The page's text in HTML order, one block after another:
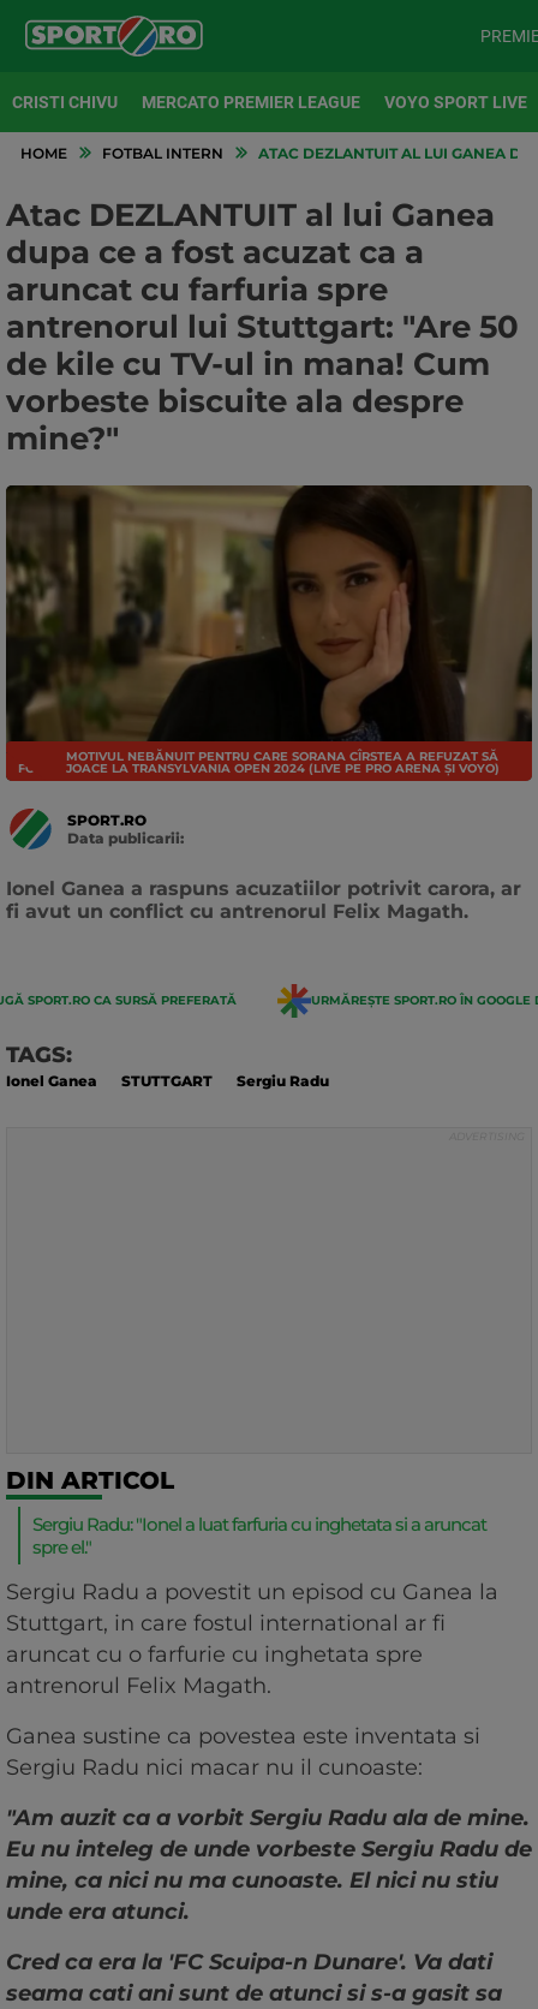
CRISTI CHIVU MERCATO PREMIER LEAGUE VOYO SPORT LIVE
HOME FOTBAL INTERN ATAC DEZLANTUIT AL LUI GANEA
Atac DEZLANTUIT al lui Ganea
dupa ce a fost acuzat ca a
aruncat cu farfuria spre
antrenorul lui Stuttgart: "Are 50
de kile cu TV-ul in mana! Cum
vorbeste biscuite ala despre
mine?"
FOTBAL INTERN
MOTIVUL NEBĂNUIT PENTRU CARE SORANA CÎRSTEA A REFUZAT SĂ
JOACE LA TRANSYLVANIA OPEN 2024 (LIVE PE PRO ARENA ȘI VOYO)
SPORT.RO
Data publicarii:
Ionel Ganea a raspuns acuzatiilor potrivit carora, ar
fi avut un conflict cu antrenorul Felix Magath.
SPORT.RO CA SURSĂ PREFERATĂ URMĂREȘTE SPORT.RO ÎN GOOGLE
TAGS:
Ionel Ganea STUTTGART Sergiu Radu
DIN ARTICOL
Sergiu Radu: "Ionel a luat farfuria cu inghetata si a aruncat
spre el."
Sergiu Radu a povestit un episod cu Ganea la
Stuttgart, in care fostul international ar fi
aruncat cu o farfurie cu inghetata spre
antrenorul Felix Magath.
Ganea sustine ca povestea este inventata si
Sergiu Radu nici macar nu il cunoaste:
"Am auzit ca a vorbit Sergiu Radu ala de mine.
Eu nu inteleg de unde vorbeste Sergiu Radu de
mine, ca nici nu ma cunoaste. El nici nu stiu
unde era atunci.
Cred ca era la 'FC Scuipa-n Dunare'. Va dati
seama cati ani sunt de atunci si s-a gasit sa